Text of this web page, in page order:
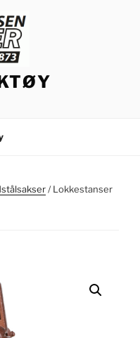
/ Lokkestanser